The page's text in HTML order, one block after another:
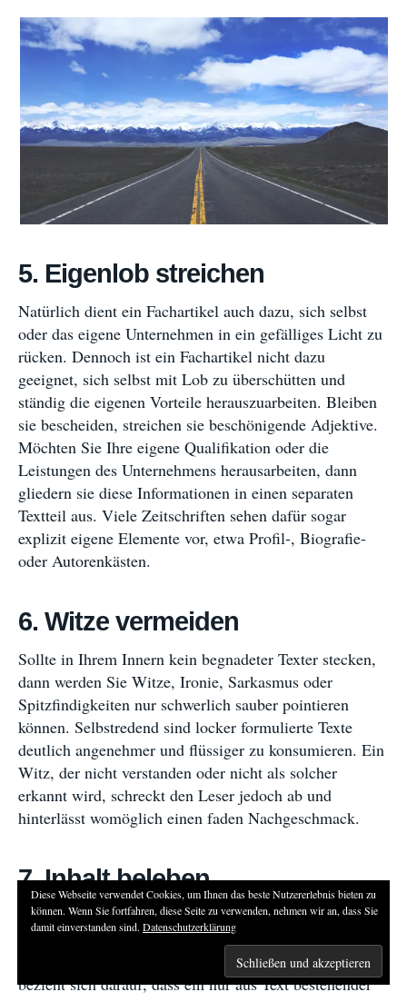
5. Eigenlob streichen
Natürlich dient ein Fachartikel auch dazu, sich selbst
oder das eigene Unternehmen in ein gefälliges Licht zu
rücken. Dennoch ist ein Fachartikel nicht dazu
geeignet, sich selbst mit Lob zu überschütten und
ständig die eigenen Vorteile herauszuarbeiten. Bleiben
sie bescheiden, streichen sie beschönigende Adjektive.
Möchten Sie Ihre eigene Qualifikation oder die
Leistungen des Unternehmens herausarbeiten, dann
gliedern sie diese Informationen in einen separaten
Textteil aus. Viele Zeitschriften sehen dafür sogar
explizit eigene Elemente vor, etwa Profil-, Biografie-
oder Autorenkästen.
6. Witze vermeiden
Sollte in Ihrem Innern kein begnadeter Texter stecken,
dann werden Sie Witze, Ironie, Sarkasmus oder
Spitzfindigkeiten nur schwerlich sauber pointieren
können. Selbstredend sind locker formulierte Texte
deutlich angenehmer und flüssiger zu konsumieren. Ein
Witz, der nicht verstanden oder nicht als solcher
erkannt wird, schreckt den Leser jedoch ab und
hinterlässt womöglich einen faden Nachgeschmack.
7. Inhalt beleben
Für sechs Seiten Text mit wenigen Absätzen, fehlenden
Zwischenüberschriften und geringster oder gar komplett
fehlender Bebilderung gibt es den Begriff Bleiwüste. Er
bezieht sich darauf, dass ein nur aus Text bestehender
Diese Webseite verwendet Cookies, um Ihnen das beste Nutzererlebnis bieten zu
können. Wenn Sie fortfahren, diese Seite zu verwenden, nehmen wir an, dass Sie
damit einverstanden sind. Datenschutzerklärung